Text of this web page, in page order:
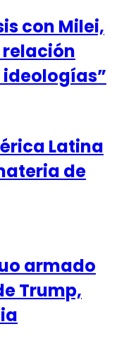
con Milei,
ideologías”
Latina
de
armado
Trump,